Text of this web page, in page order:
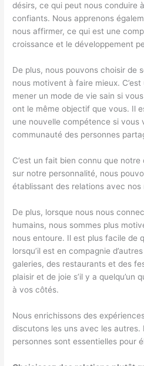
désirs, ce qui peut nous conduire
confiants. Nous apprenons
nous affirmer, ce qui est une
croissance et le développement
De plus, nous pouvons choisir de
nous motivent à faire mieux.
mener un mode de vie sain si
ont le même objectif que vous. Il
une nouvelle compétence si vous
communauté des personnes
C’est un fait bien connu que
sur notre personnalité, nous
établissant des relations avec nos
De plus, lorsque nous nous
humains, nous sommes plus
nous entoure. Il est plus facile de
lorsqu’il est en compagnie
galeries, des restaurants et des
plaisir et de joie s’il y a quelqu’un
à vos côtés.
Nous enrichissons des
discutons les uns avec les autres.
personnes sont essentielles pour